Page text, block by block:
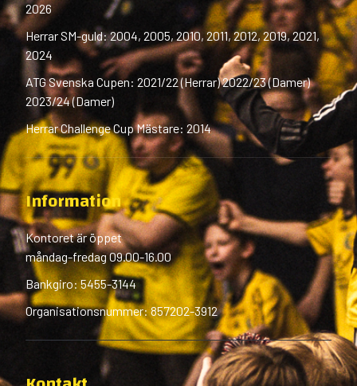
2026
Herrar SM-guld: 2004, 2005, 2010, 2011, 2012, 2019, 2021,
2024
ATG Svenska Cupen: 2021/22 (Herrar) 2022/23 (Damer)
2023/24 (Damer)
Herrar Challenge Cup Mästare: 2014
Information
Kontoret är öppet
måndag-fredag 09.00-16.00
Bankgiro: 5455-3144
Organisationsnummer: 857202-3912